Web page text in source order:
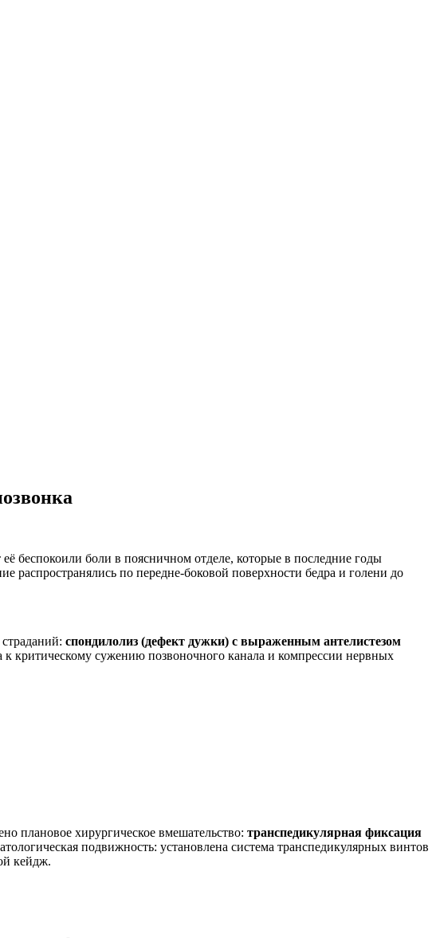
беспокоили боли в поясничном отделе, которые в последние годы
распространялись по передне-боковой поверхности бедра и голени до
спондилолиз (дефект дужки) с выраженным антелистезом
к критическому сужению позвоночного канала и компрессии нервных
плановое хирургическое вмешательство: транспедикулярная фиксация
подвижность: установлена система транспедикулярных винтов
кейдж.